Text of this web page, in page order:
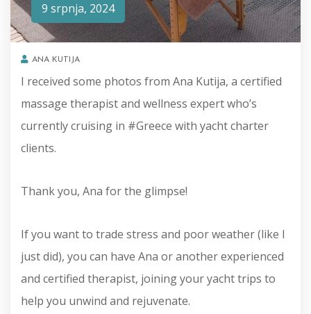
9 srpnja, 2024
ANA KUTIJA
I received some photos from Ana Kutija, a certified
massage therapist and wellness expert who’s
currently cruising in #Greece with yacht charter
clients.
Thank you, Ana for the glimpse!
If you want to trade stress and poor weather (like I
just did), you can have Ana or another experienced
and certified therapist, joining your yacht trips to
help you unwind and rejuvenate.